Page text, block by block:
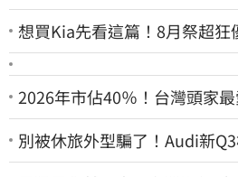
想買Kia先看這篇！8月祭超狂
2026年市佔40％！台灣頭家
別被休旅外型騙了！Audi新